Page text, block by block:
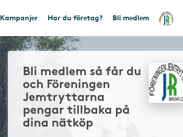
Kampanjer Har du företag? Bli medlem
Bli medlem så får du
och Föreningen
Jemtryttarna
pengar tillbaka på
dina nätköp